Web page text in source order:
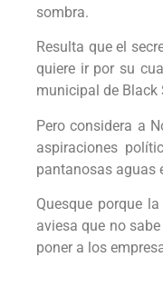
sombra.
Resulta que el
quiere ir por su
municipal de Black
Pero considera a
aspiraciones
pantanosas aguas
Quesque porque
aviesa que no
poner a los